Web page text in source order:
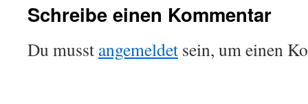
Schreibe einen Kommentar
Du musst angemeldet sein, um einen